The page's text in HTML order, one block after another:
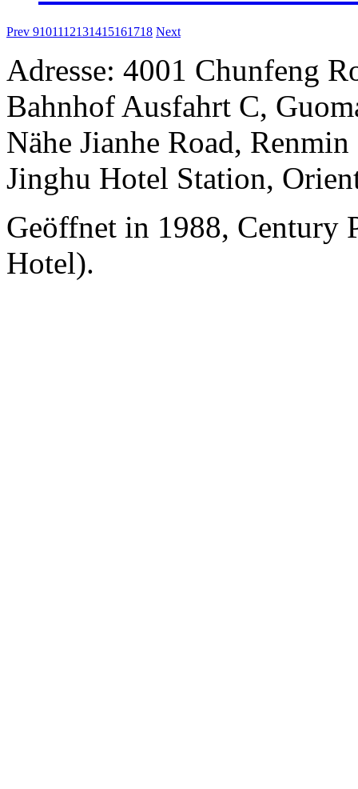
Prev 9101112131415161718 Next
Adresse: 4001 Chunfeng
Bahnhof Ausfahrt C,
Nähe Jianhe Road,
Jinghu Hotel Station,
Geöffnet in 1988, Century
Hotel).